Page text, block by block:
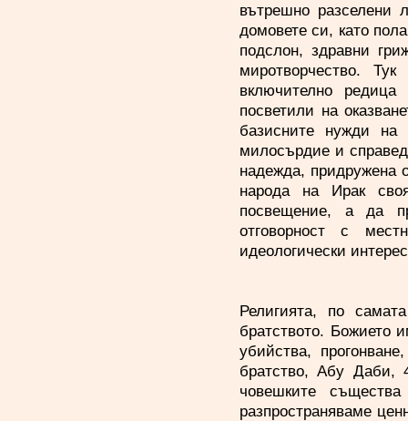
вътрешно разселени
домовете си, като
подслон, здравни
миротворчество.
включително
посветили на
базисните нужди
милосърдие и
надежда, придружена
народа на Ирак
посвещение, а да
отговорност с
идеологически
Религията, по
братството. Божието
убийства,
братство, Абу Даби,
човешките
разпространяваме